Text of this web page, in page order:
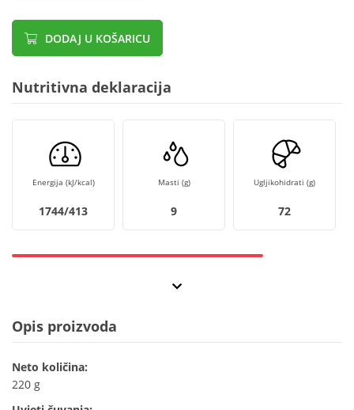
DODAJ U KOŠARICU
Nutritivna deklaracija
Energija (kJ/kcal)
1744/413
Masti (g)
9
Ugljikohidrati (g)
72
Opis proizvoda
Neto količina:
220 g